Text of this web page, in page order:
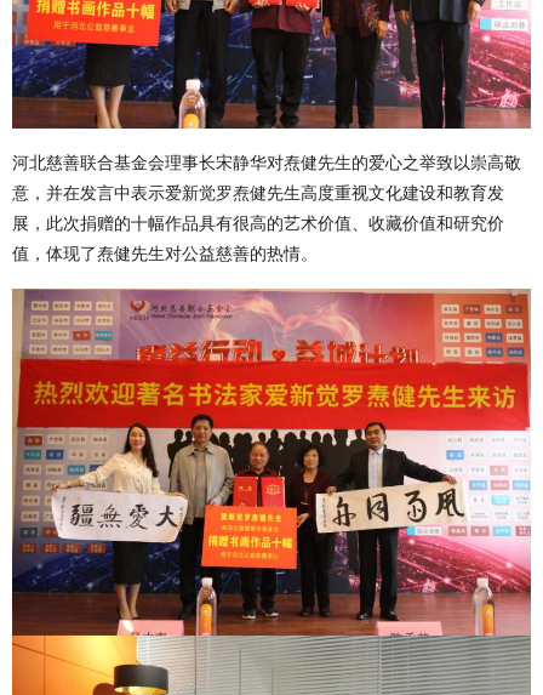
河北慈善联合基金会理事长宋静华对焘健先生的爱心之举致以崇高敬
意，并在发言中表示爱新觉罗焘健先生高度重视文化建设和教育发
展，此次捐赠的十幅作品具有很高的艺术价值、收藏价值和研究价
值，体现了焘健先生对公益慈善的热情。